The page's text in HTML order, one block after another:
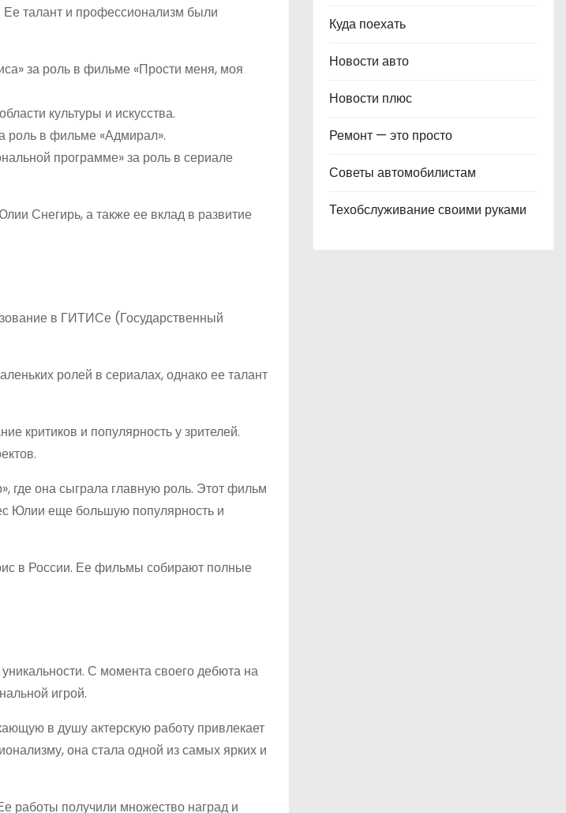
талант и профессионализм были
за роль в фильме «Прости меня, моя
культуры и искусства.
роль в фильме «Адмирал».
программе» за роль в сериале
Снегирь, а также ее вклад в развитие
в ГИТИСе (Государственный
ролей в сериалах, однако ее талант
критиков и популярность у зрителей.
где она сыграла главную роль. Этот фильм
Юлии еще большую популярность и
в России. Ее фильмы собирают полные
С момента своего дебюта на
игрой.
в душу актерскую работу привлекает
она стала одной из самых ярких и
работы получили множество наград и
Куда поехать
Новости авто
Новости плюс
Ремонт — это просто
Советы автомобилистам
Техобслуживание своими руками